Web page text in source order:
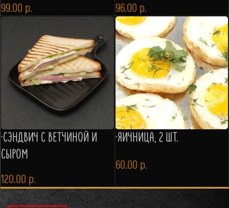
99.00 р. 96.00 р.
·СЭНДВИЧ С ВЕТЧИНОЙ И
СЫРОМ
120.00 р.
·ЯИЧНИЦА, 2 ШТ.
60.00 р.